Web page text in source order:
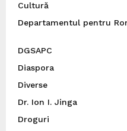
Cultură
Departamentul pentru
DGSAPC
Diaspora
Diverse
Dr. Ion I. Jinga
Droguri